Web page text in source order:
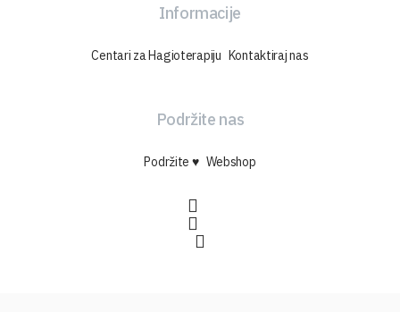
Informacije
Centari za Hagioterapiju Kontaktiraj nas
Podržite nas
Podržite ♥ Webshop